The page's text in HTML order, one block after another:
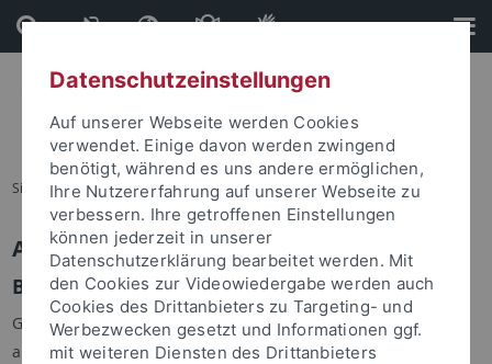
Direkt
zum
Inhalt
Direkt
zur
Fußleiste
Sie sind hier: Startseite
Anmelden
Benutzeranmeldung
Geben Sie Ihren Benutzernamen und Ihr Passwort an um sich
anzumelden:
Datenschutzeinstellungen
Auf unserer Webseite werden Cookies
verwendet. Einige davon werden zwingend
benötigt, während es uns andere ermöglichen,
Ihre Nutzererfahrung auf unserer Webseite zu
verbessern. Ihre getroffenen Einstellungen
können jederzeit in unserer
Datenschutzerklärung bearbeitet werden. Mit
den Cookies zur Videowiedergabe werden auch
Cookies des Drittanbieters zu Targeting- und
Werbezwecken gesetzt und Informationen ggf.
mit weiteren Diensten des Drittanbieters